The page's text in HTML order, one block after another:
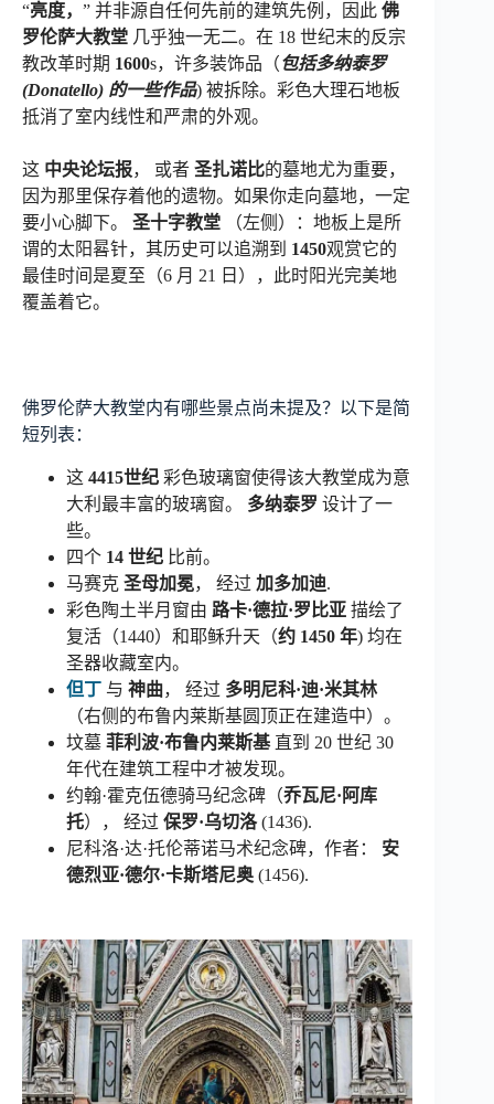
“亮度， ” 并非源自任何先前的建筑先例，因此 佛
罗伦萨大教堂 几乎独一无二。在 18 世纪末的反宗
教改革时期 1600s，许多装饰品（包括多纳泰罗
(Donatello) 的一些作品) 被拆除。彩色大理石地板
抵消了室内线性和严肃的外观。
这 中央论坛报， 或者 圣扎诺比的墓地尤为重要，
因为那里保存着他的遗物。如果你走向墓地，一定
要小心脚下。 圣十字教堂 （左侧）：地板上是所
谓的太阳晷针，其历史可以追溯到 1450观赏它的
最佳时间是夏至（6 月 21 日），此时阳光完美地
覆盖着它。
佛罗伦萨大教堂内有哪些景点尚未提及？以下是简
短列表：
这 4415世纪 彩色玻璃窗使得该大教堂成为意
大利最丰富的玻璃窗。 多纳泰罗 设计了一
些。
四个 14 世纪 比前。
马赛克 圣母加冕， 经过 加多加迪.
彩色陶土半月窗由 路卡·德拉·罗比亚 描绘了
复活（1440）和耶稣升天（约 1450 年) 均在
圣器收藏室内。
但丁 与 神曲， 经过 多明尼科·迪·米其林
（右侧的布鲁内莱斯基圆顶正在建造中）。
坟墓 菲利波·布鲁内莱斯基直到 20 世纪 30
年代在建筑工程中才被发现。
约翰·霍克伍德骑马纪念碑（乔瓦尼·阿库
托）， 经过 保罗·乌切洛(1436).
尼科洛·达·托伦蒂诺马术纪念碑，作者： 安
德烈亚·德尔·卡斯塔尼奥 (1456).